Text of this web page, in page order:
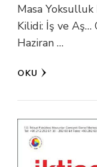
Masa Yoksulluk
Kilidi: İş ve Aş…
Haziran …
OKU